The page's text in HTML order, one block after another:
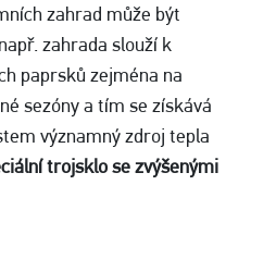
zahrad může být
zahrada slouží k
paprsků zejména na
sezóny a tím se získává
významný zdroj tepla
trojsklo se zvýšenými